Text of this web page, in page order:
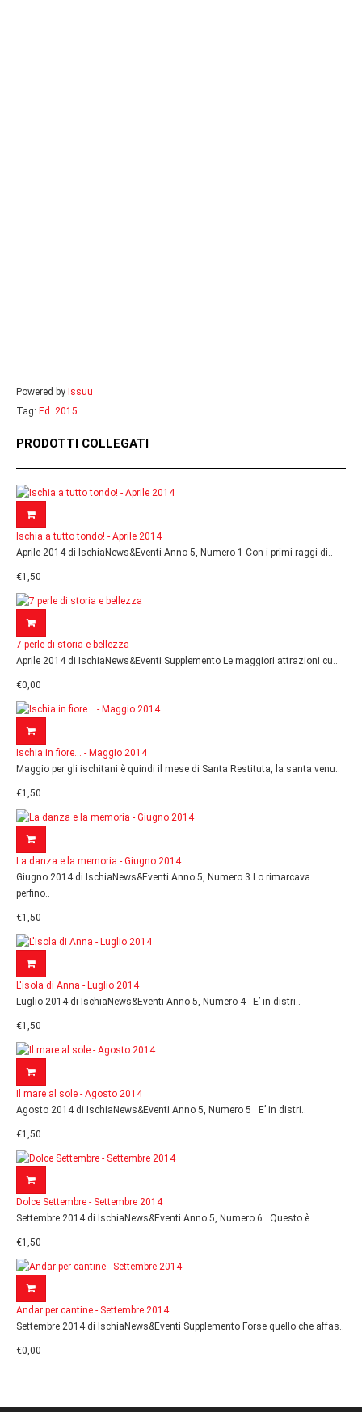
Powered by Issuu
Tag: Ed. 2015
PRODOTTI COLLEGATI
Ischia a tutto tondo! - Aprile 2014
Aprile 2014 di IschiaNews&Eventi Anno 5, Numero 1 Con i primi raggi di..
€1,50
7 perle di storia e bellezza
Aprile 2014 di IschiaNews&Eventi Supplemento Le maggiori attrazioni cu..
€0,00
Ischia in fiore... - Maggio 2014
Maggio per gli ischitani è quindi il mese di Santa Restituta, la santa venu..
€1,50
La danza e la memoria - Giugno 2014
Giugno 2014 di IschiaNews&Eventi Anno 5, Numero 3 Lo rimarcava
perfino..
€1,50
L'isola di Anna - Luglio 2014
Luglio 2014 di IschiaNews&Eventi Anno 5, Numero 4 E’ in distri..
€1,50
Il mare al sole - Agosto 2014
Agosto 2014 di IschiaNews&Eventi Anno 5, Numero 5 E’ in distri..
€1,50
Dolce Settembre - Settembre 2014
Settembre 2014 di IschiaNews&Eventi Anno 5, Numero 6 Questo è ..
€1,50
Andar per cantine - Settembre 2014
Settembre 2014 di IschiaNews&Eventi Supplemento Forse quello che affas..
€0,00